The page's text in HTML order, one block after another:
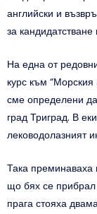
английски и
за
На една от
курс към “Морския
сме определени
град Триград. В
леководолазният
Така преминаваха
що бях се прибрал
прага стояха